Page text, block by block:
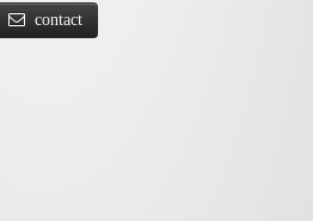
contact